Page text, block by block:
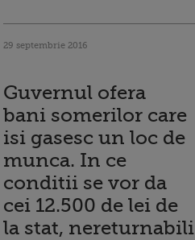
29 septembrie 2016
Guvernul ofera
bani somerilor care
isi gasesc un loc de
munca. In ce
conditii se vor da
cei 12.500 de lei de
la stat, nereturnabili